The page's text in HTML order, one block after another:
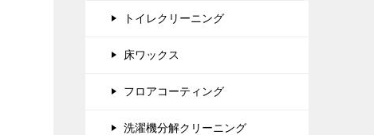
トイレクリーニング
床ワックス
フロアコーティング
洗濯機分解クリーニング